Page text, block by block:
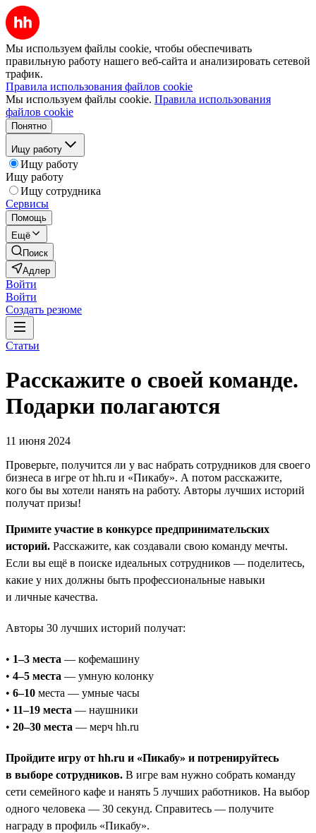
Мы используем файлы cookie, чтобы обеспечивать
правильную работу нашего веб-сайта и анализировать сетевой
трафик.
Правила использования файлов cookie
Мы используем файлы cookie. Правила использования
файлов cookie
Понятно
Ищу работу
Ищу работу
Ищу работу
Ищу сотрудника
Сервисы
Помощь
Ещё
Поиск
Адлер
Войти
Войти
Создать резюме
Статьи
Расскажите о своей команде.
Подарки полагаются
11 июня 2024
Проверьте, получится ли у вас набрать сотрудников для своего
бизнеса в игре от hh.ru и «Пикабу». А потом расскажите,
кого бы вы хотели нанять на работу. Авторы лучших историй
получат призы!
Примите участие в конкурсе предпринимательских
историй. Расскажите, как создавали свою команду мечты.
Если вы ещё в поиске идеальных сотрудников — поделитесь,
какие у них должны быть профессиональные навыки
и личные качества.
Авторы 30 лучших историй получат:
• 1–3 места — кофемашину
• 4–5 места — умную колонку
• 6–10 места — умные часы
• 11–19 места — наушники
• 20–30 места — мерч hh.ru
Пройдите игру от hh.ru и «Пикабу» и потренируйтесь
в выборе сотрудников. В игре вам нужно собрать команду
сети семейного кафе и нанять 5 лучших работников. На выбор
одного человека — 30 секунд. Справитесь — получите
награду в профиль «Пикабу».